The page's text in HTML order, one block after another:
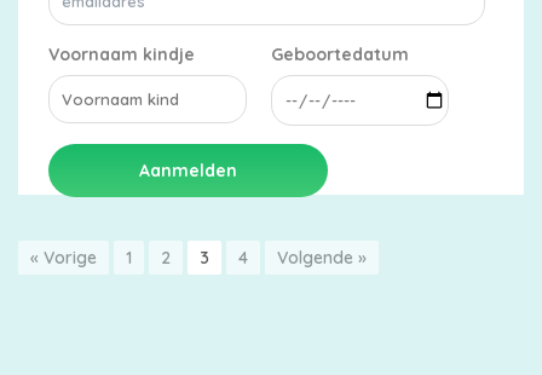
Voornaam kindje
Aanmelden
3